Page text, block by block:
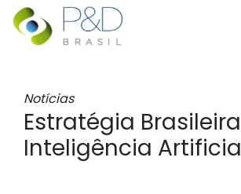
Notícias
Estratégia
Inteligência